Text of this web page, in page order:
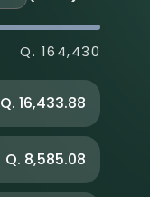
Q. 164,430
Q. 16,433.88
Q. 8,585.08